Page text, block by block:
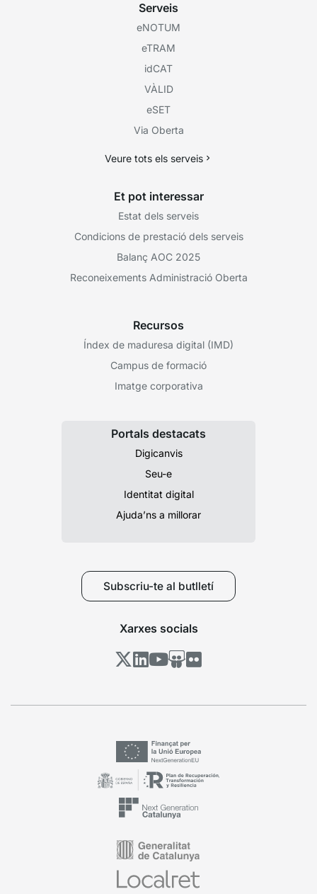
Serveis
eNOTUM
eTRAM
idCAT
VÀLID
eSET
Via Oberta
Veure tots els serveis
Et pot interessar
Estat dels serveis
Condicions de prestació dels serveis
Balanç AOC 2025
Reconeixements Administració Oberta
Recursos
Índex de maduresa digital (IMD)
Campus de formació
Imatge corporativa
Portals destacats
Digicanvis
Seu-e
Identitat digital
Ajuda’ns a millorar
Subscriu-te al butlletí
Xarxes socials